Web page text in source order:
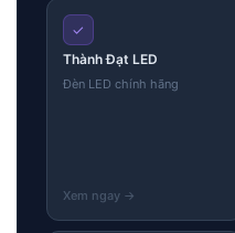
✓
Thành Đạt LED
Đèn LED chính hãng